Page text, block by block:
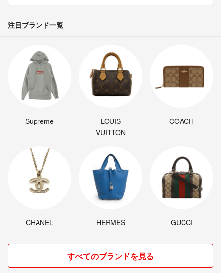
注目ブランド一覧
Supreme
LOUIS
VUITTON
COACH
CHANEL HERMES GUCCI
すべてのブランドを見る